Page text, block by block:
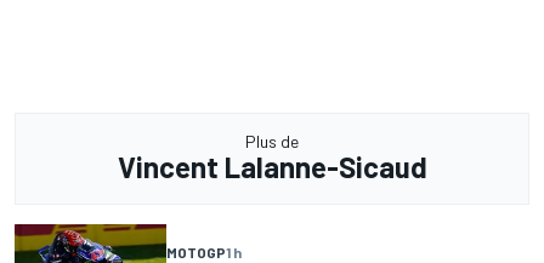
Plus de
Vincent Lalanne-Sicaud
MOTOGP1 h